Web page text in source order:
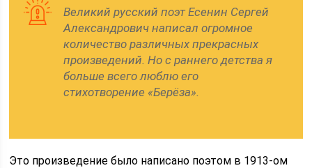
Великий русский поэт Есенин Сергей
Александрович написал огромное
количество различных прекрасных
произведений. Но с раннего детства я
больше всего люблю его
стихотворение «Берёза».
Это произведение было написано поэтом в 1913-ом